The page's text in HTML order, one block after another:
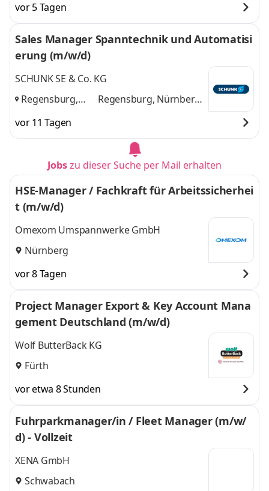
vor 5 Tagen
Sales Manager Spanntechnik und Automatisi
erung (m/w/d)
SCHUNK SE & Co. KG
Regensburg,
Passau,
Regensburg, Nürnberg,
vor 11 Tagen
Jobszu dieser Suche per Mail erhalten
HSE-Manager / Fachkraft für Arbeitssicherhei
t (m/w/d)
Omexom Umspannwerke GmbH
Nürnberg
vor 8 Tagen
Project Manager Export & Key Account Mana
gement Deutschland (m/w/d)
Wolf ButterBack KG
Fürth
vor etwa 8 Stunden
Fuhrparkmanager/in / Fleet Manager (m/w/
d) - Vollzeit
XENA GmbH
Schwabach